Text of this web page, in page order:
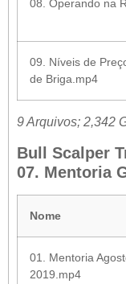
08. Operando na
09. Níveis de
de Briga.mp4
9 Arquivos; 2,342
Bull Scalper
07. Mentoria
Nome
01. Mentoria
2019.mp4